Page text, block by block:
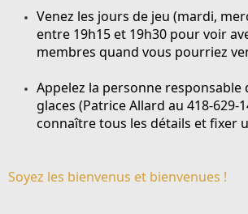
Venez les jours de jeu (mardi,
entre 19h15 et 19h30 pour voir
membres quand vous pourriez
Appelez la personne responsable
glaces (Patrice Allard au 418-629-
connaître tous les détails et fixer
Soyez les bienvenus et bienvenues !